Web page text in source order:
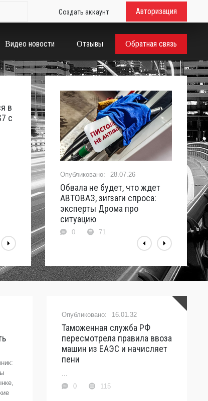
Создать аккаунт Авторизация
Видео новости Отзывы Обратная связь
в
с
28.07.26
Обвала не будет, что ждет
АВТОВАЗ, зигзаги спроса:
эксперты Дрома про
ситуацию
0 71
Не
Benz в
0
16.01.32
Таможенная служба РФ
пересмотрела правила ввоза
машин из ЕАЭС и начисляет
пени
...
0
115